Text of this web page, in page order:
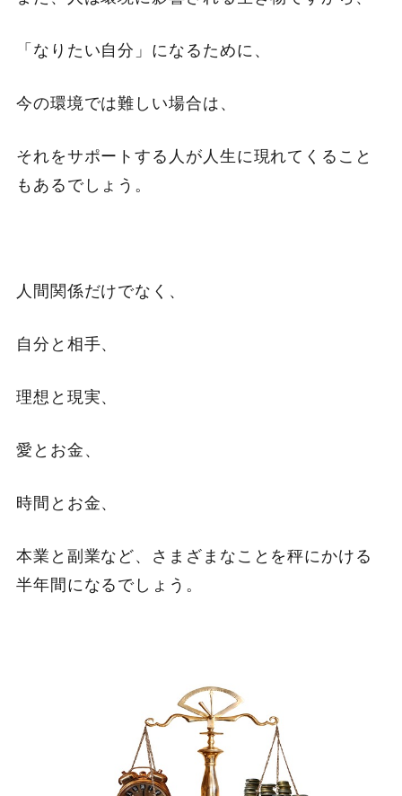
「なりたい自分」になるために、
今の環境では難しい場合は、
それをサポートする人が人生に現れてくること
もあるでしょう。
人間関係だけでなく、
自分と相手、
理想と現実、
愛とお金、
時間とお金、
本業と副業など、さまざまなことを秤にかける
半年間になるでしょう。